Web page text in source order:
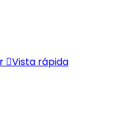
Vista rápida